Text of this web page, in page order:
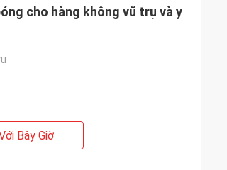
cho hàng không vũ trụ và y
Bây Giờ